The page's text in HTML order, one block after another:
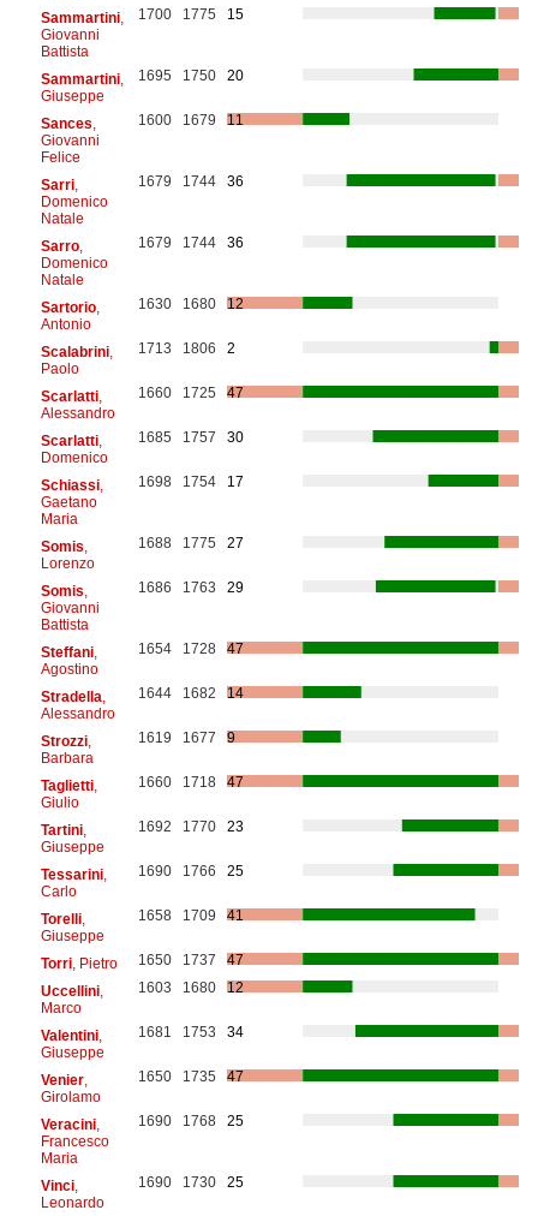
Sammartini,
Giovanni
Battista
1700 1775 15
Sammartini,
Giuseppe
1695 1750 20
Sances
Giovanni
Felice
1600 1679 11
Sarri,
Domenico
Natale
1679 1744 36
Sarro,
Domenico
Natale
1679 1744 36
Sartorio,
Antonio
1630 1680 12
Scalabrini,
Paolo
1713 1806 2
Scarlatti,
Alessandro
1660 1725 47
Scarlatti,
Domenico
1685 1757 30
Schiassi,
Gaetano
Maria
1698 1754 17
Somis
Lorenzo
1688 1775 27
Somis
Giovanni
Battista
1686 1763 29
Steffani,
Agostino
1654 1728 47
Stradella
Alessandro
1644 1682 14
Strozzi,
Barbara
1619 1677 9
Taglietti,
Giulio
1660 1718 47
Tartini,
Giuseppe
1692 1770 23
Tessarini,
Carlo
1690 1766 25
Torelli,
Giuseppe
1658 1709 41
Torri, Pietro 1650 1737
47
Uccellini,
Marco
1603 1680 12
Valentini,
Giuseppe
1681 1753 34
Venier,
Girolamo
1650 1735 47
Veracini,
Francesco
Maria
1690 1768 25
Vinci,
Leonardo
1690 1730 25